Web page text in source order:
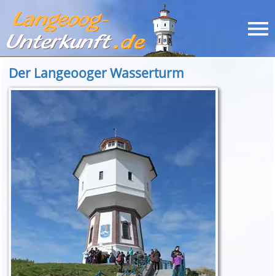
Der Langeooger Wasserturm